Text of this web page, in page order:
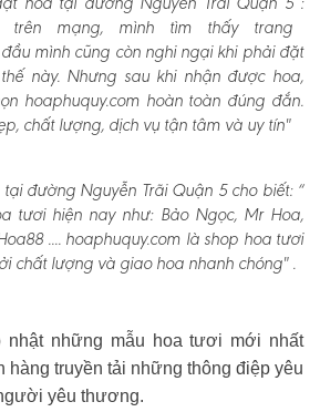
hoa tại đường Nguyễn Trãi Quận 5 :
trên mạng, mình tìm thấy trang
mình cũng còn nghi ngại khi phải đặt
này. Nhưng sau khi nhận được hoa,
hoaphuquy.com hoàn toàn đúng đắn.
chất lượng, dịch vụ tận tâm và uy tín"
đường Nguyễn Trãi Quận 5 cho biết:“
tươi hiện nay như: Bảo Ngọc, Mr Hoa,
.... hoaphuquy.com là shop hoa tươi
chất lượng và giao hoa nhanh chóng" .
nhật những mẫu hoa tươi mới nhất
hàng truyền tải những thông điệp yêu
yêu thương.